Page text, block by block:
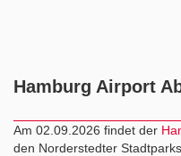
Hamburg Airport
Am 02.09.2026 findet der
den Norderstedter